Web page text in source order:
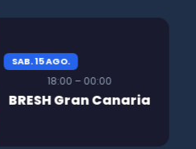
SAB. 15 AGO.
18:00 – 00:00
BRESH Gran Canaria